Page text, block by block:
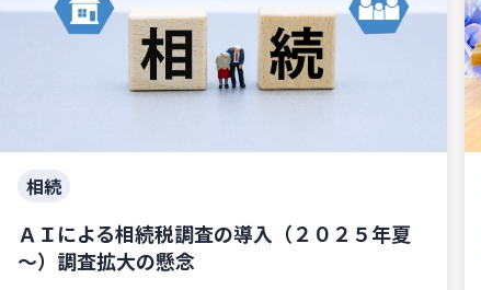
相続
ＡＩによる相続税調査の導入（２０２５年夏
～）調査拡大の懸念